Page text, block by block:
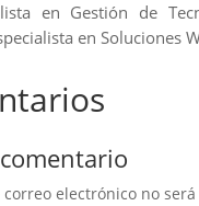
en Gestión de
en Soluciones
electrónico no